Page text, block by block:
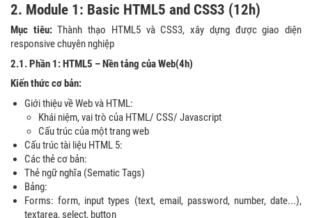
2. Module 1: Basic HTML5 and CSS3 (12 h)
Mục tiêu:Thành thạo HTML5 và CSS3, xây dựng được giao diện
responsive chuyên nghiệp
2.1. Phần 1: HTML5 – Nền tảng của Web(4h)
Kiến thức cơ bản:
Giới thiệu về Web và HTML:
Khái niệm, vai trò của HTML/ CSS/ Javascript
Cấu trúc của một trang web
Cấu trúc tài liệu HTML 5:
Các thẻ cơ bản:
Thẻ ngữ nghĩa (Sematic Tags)
Bảng:
Forms: form, input types (text, email, password, number, date...),
textarea, select, button